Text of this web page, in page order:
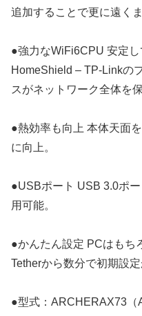
追加することで更に遠く
●強力なWiFi6CPU 安定し
HomeShield – TP-Linkの
スがネットワーク全体を保
●熱効率も向上 本体天面
に向上。
●USBポート USB 3.0ポ
用可能。
●かんたん設定 PCはもち
Tetherから数分で初期設
●型式：ARCHERAX73（